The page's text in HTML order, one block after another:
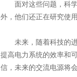
面对这些问题，科学
外，他们还正在研究使
未来，随着科技的进
提高电力系统的效率和
信，未来的交流电源将